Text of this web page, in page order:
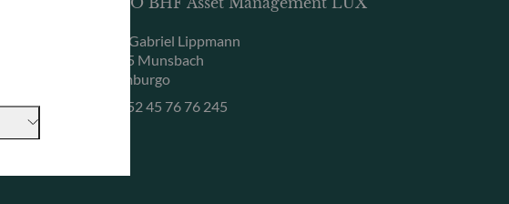
ODDO BHF Asset Management LUX
6, rue Gabriel Lippmann
L-5365 Munsbach
Luxemburgo
+352 45 76 76 245